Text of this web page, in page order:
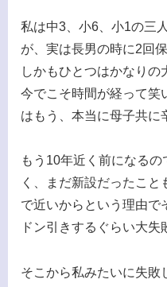
私は中3、小6、小1の三
が、実は長男の時に2回
しかもひとつはかなりの
今でこそ時間が経って笑
はもう、本当に母子共に
もう10年近く前になる
く、まだ新設だったこ
で近いからという理由
ドン引きするぐらい大失
そこから私みたいに失敗